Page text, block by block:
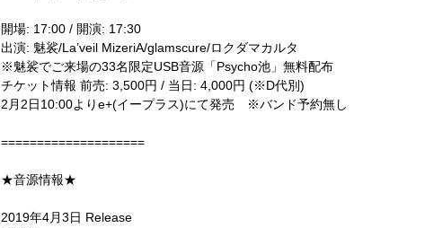
開場: 17:00 / 開演: 17:30
出演: 魅裟/La’veil MizeriA/glamscure/ロクダマカルタ
※魅裟でご来場の33名限定USB音源「Psycho池」無料配布
チケット情報 前売: 3,500円 / 当日: 4,000円 (※D代別)
2 月 2日10:00よりe+(イープラス)にて発売 ※バンド予約無し
====================
★音源情報★
2019年4月3日 Release